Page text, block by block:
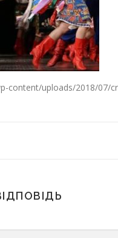
content/uploads/2018/07/